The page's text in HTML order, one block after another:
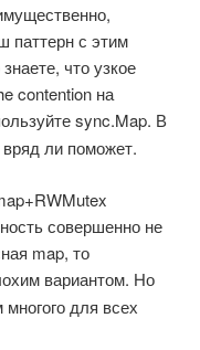
паттерн с этим
что узкое
contention на
sync.Map. В
ли поможет.
совершенно не
map, то
вариантом. Но
для всех